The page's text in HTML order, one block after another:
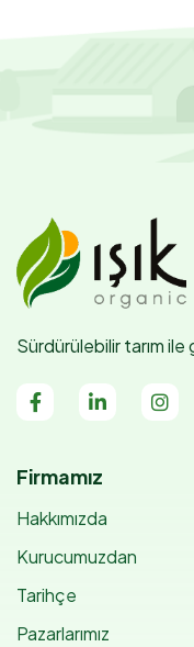
Sürdürülebilir tarım ile
Firmamız
Hakkımızda
Kurucumuzdan
Tarihçe
Pazarlarımız